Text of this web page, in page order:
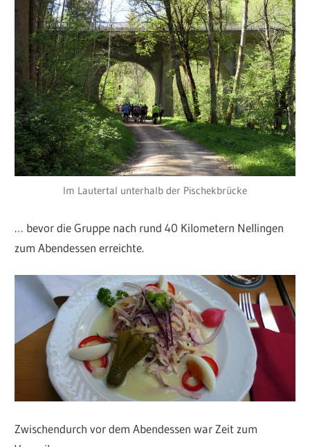
Im Lautertal unterhalb der Pischekbrücke
… bevor die Gruppe nach rund 40 Kilometern Nellingen
zum Abendessen erreichte.
Zwischendurch vor dem Abendessen war Zeit zum